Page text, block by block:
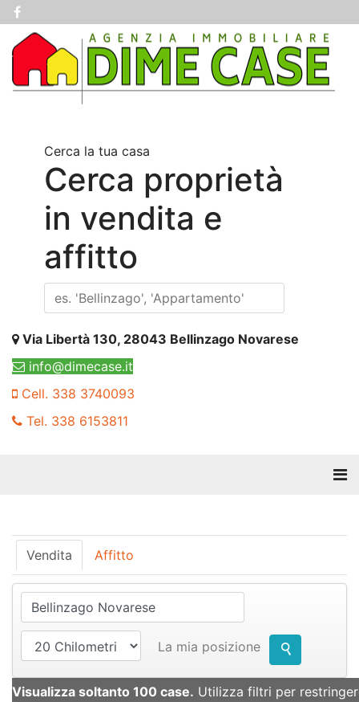
Cerca la tua casa
Cerca proprietà
in vendita e
affitto
Via Libertà 130, 28043 Bellinzago Novarese
info@dimecase.it
Cell. 338 3740093
Tel. 338 6153811
Vendita Affitto
La mia posizione
Visualizza soltanto 100 case. Utilizza filtri per